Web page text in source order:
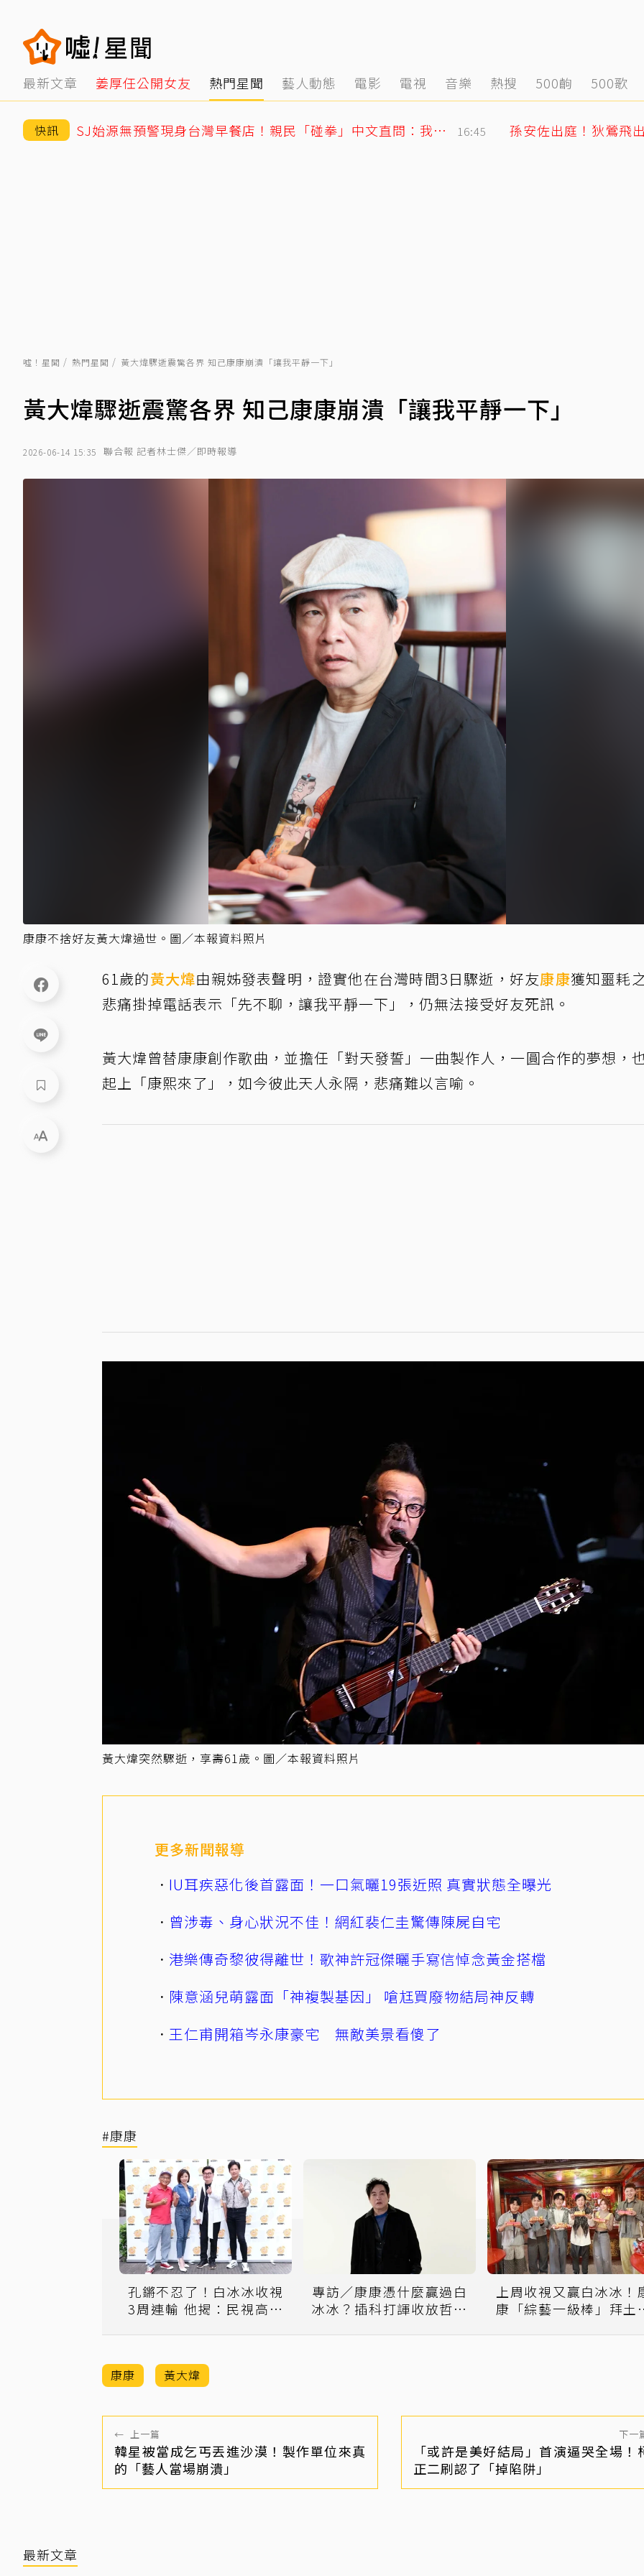
最新文章 姜厚任公開女友 熱門星聞 藝人動態 電影 電視 音樂 熱搜 500齣 500歌
快訊 SJ始源無預警現身台灣早餐店！親民「碰拳」中文直問：我停車可以嗎？ 16:45
噓！星聞 熱門星聞 黃大煒驟逝震驚各界 知己康康崩潰「讓我平靜一下」
黃大煒驟逝震驚各界 知己康康崩潰「讓我平靜一下」
2026-06-14 15:35 聯合報 記者林士傑／即時報導
康康不捨好友黃大煒過世。圖／本報資料照片
61歲的黃大煒由親姊發表聲明，證實他在台灣時間3日驟逝，好友康康獲知噩耗
悲痛掛掉電話表示「先不聊，讓我平靜一下」，仍無法接受好友死訊。
黃大煒曾替康康創作歌曲，並擔任「對天發誓」一曲製作人，一圓合作的夢想，
起上「康熙來了」，如今彼此天人永隔，悲痛難以言喻。
黃大煒突然驟逝，享壽61歲。圖／本報資料照片
更多新聞報導
IU耳疾惡化後首露面！一口氣曬19張近照 真實狀態全曝光
曾涉毒、身心狀況不佳！網紅裴仁圭驚傳陳屍自宅
港樂傳奇黎彼得離世！歌神許冠傑曬手寫信悼念黃金搭檔
陳意涵兒萌露面「神複製基因」 嗆尪買廢物結局神反轉
王仁甫開箱岑永康豪宅 無敵美景看傻了
#康康
孔鏘不忍了！白冰冰收視
3周連輸 他揭：民視高層
專訪／康康憑什麼贏過白
冰冰？插科打諢收放哲學
上周收視又贏白冰冰！
康「綜藝一級棒」拜土
康康 黃大煒
← 上一篇
韓星被當成乞丐丟進沙漠！製作單位來真
的「藝人當場崩潰」
下一
「或許是美好結局」首演逼哭全場！
正二刷認了「掉陷阱」
最新文章